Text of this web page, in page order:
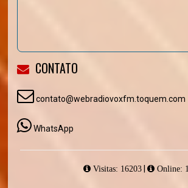
CONTATO
contato@webradiovoxfm.toquem.com
WhatsApp
Visitas: 16203| Online: 1